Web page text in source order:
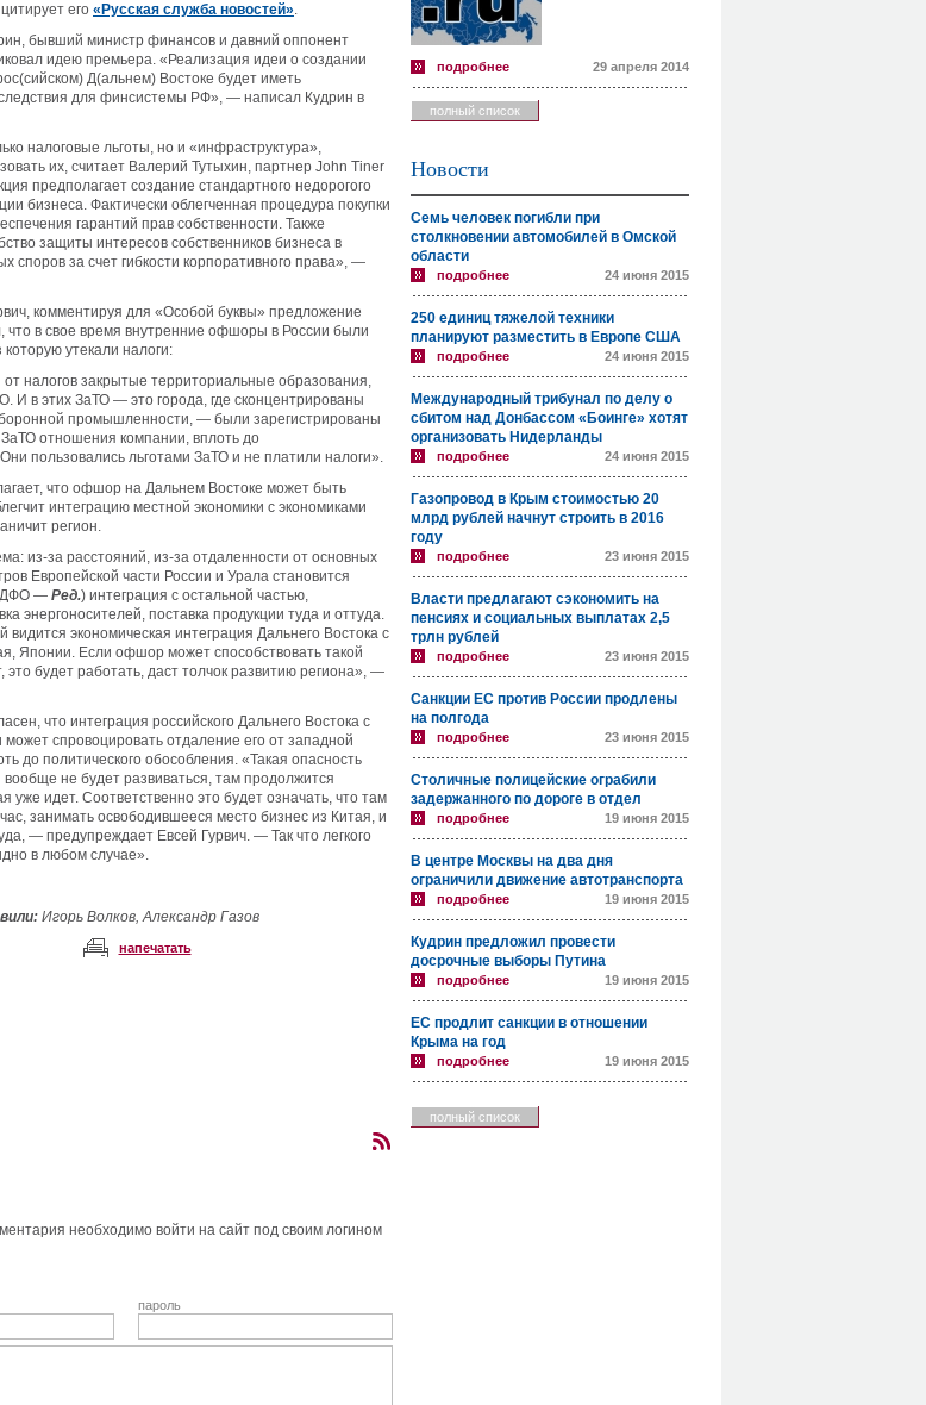
его «Русская служба новостей».
бывший министр финансов и давний оппонент
идею премьера. «Реализация идеи о создании
Д(альнем) Востоке будет иметь
для финсистемы РФ», — написал Кудрин в
налоговые льготы, но и «инфраструктура»,
их, считает Валерий Тутыхин, партнер John Tiner
предполагает создание стандартного недорогого
бизнеса. Фактически облегченная процедура покупки
гарантий прав собственности. Также
защиты интересов собственников бизнеса в
споров за счет гибкости корпоративного права», —
комментируя для «Особой буквы» предложение
что в свое время внутренние офшоры в России были
утекали налоги:
налогов закрытые территориальные образования,
И в этих ЗаТО — это города, где сконцентрированы
промышленности, — были зарегистрированы
отношения компании, вплоть до
пользовались льготами ЗаТО и не платили налоги».
что офшор на Дальнем Востоке может быть
интеграцию местной экономики с экономиками
регион.
из-за расстояний, из-за отдаленности от основных
Европейской части России и Урала становится
(ДФО — Ред.) интеграция с остальной частью,
энергоносителей, поставка продукции туда и оттуда.
видится экономическая интеграция Дальнего Востока с
Японии. Если офшор может способствовать такой
будет работать, даст толчок развитию региона», —
что интеграция российского Дальнего Востока с
спровоцировать отдаление его от западной
до политического обособления. «Такая опасность
вообще не будет развиваться, там продолжится
уже идет. Соответственно это будет означать, что там
занимать освободившееся место бизнес из Китая, и
— предупреждает Евсей Гурвич. — Так что легкого
в любом случае».
Игорь Волков, Александр Газов
напечатать
необходимо войти на сайт под своим логином
пароль
подробнее 29 апреля 2014
полный список
Новости
Семь человек погибли при
столкновении автомобилей в Омской
области
подробнее 24 июня 2015
250 единиц тяжелой техники
планируют разместить в Европе США
подробнее 24 июня 2015
Международный трибунал по делу о
сбитом над Донбассом «Боинге» хотят
организовать Нидерланды
подробнее 24 июня 2015
Газопровод в Крым стоимостью 20
млрд рублей начнут строить в 2016
году
подробнее 23 июня 2015
Власти предлагают сэкономить на
пенсиях и социальных выплатах 2,5
трлн рублей
подробнее 23 июня 2015
Санкции ЕС против России продлены
на полгода
подробнее 23 июня 2015
Столичные полицейские ограбили
задержанного по дороге в отдел
подробнее 19 июня 2015
В центре Москвы на два дня
ограничили движение автотранспорта
подробнее 19 июня 2015
Кудрин предложил провести
досрочные выборы Путина
подробнее 19 июня 2015
ЕС продлит санкции в отношении
Крыма на год
подробнее 19 июня 2015
полный список